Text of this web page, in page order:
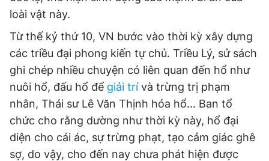
loài vật này.
Từ thế kỷ thứ 10, VN bước vào thời kỳ xây dựng
các triều đại phong kiến tự chủ. Triều Lý, sử sách
ghi chép nhiều chuyện có liên quan đến hổ như
nuôi hổ, đấu hổ để giải trívà trừng trị phạm
nhân, Thái sư Lê Văn Thịnh hóa hổ... Ban tổ
chức cho rằng dường như thời kỳ này, hổ đại
diện cho cái ác, sự trừng phạt, tạo cảm giác ghê
sợ, do vậy, cho đến nay chưa phát hiện được